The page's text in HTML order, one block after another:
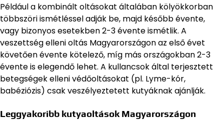
Például a kombinált oltásokat általában kölyökkorban
többszöri ismétléssel adják be, majd később évente,
vagy bizonyos esetekben 2-3 évente ismétlik. A
veszettség elleni oltás Magyarországon az első évet
követően évente kötelező, míg más országokban 2-3
évente is elegendő lehet. A kullancsok által terjesztett
betegségek elleni védőoltásokat (pl. Lyme-kór,
babéziózis) csak veszélyeztetett kutyáknak ajánlják.
Leggyakoribb kutyaoltások Magyarországon